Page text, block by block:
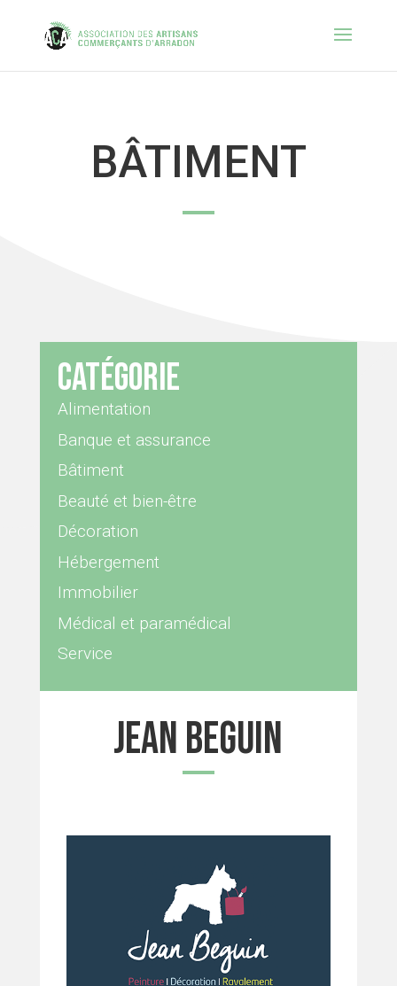
BÂTIMENT
Catégorie
Alimentation
Banque et assurance
Bâtiment
Beauté et bien-être
Décoration
Hébergement
Immobilier
Médical et paramédical
Service
Jean Beguin